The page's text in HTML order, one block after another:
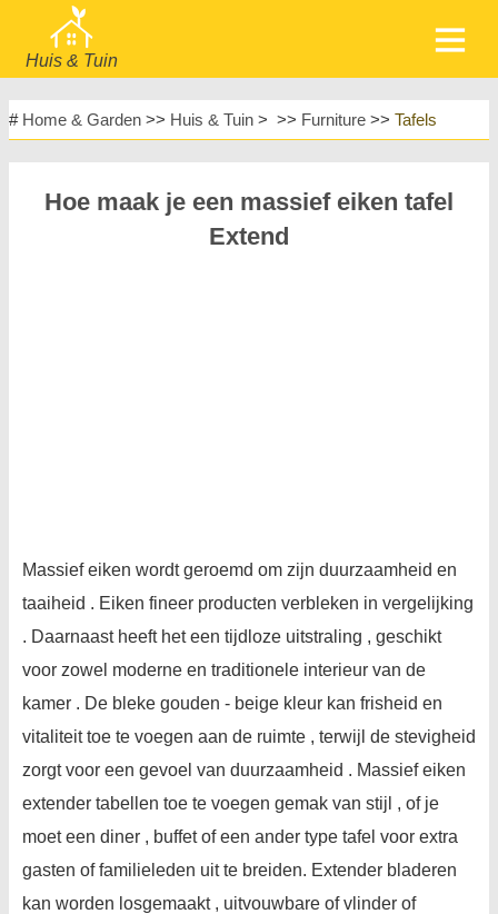
Huis & Tuin
Tuin & Gazon
Meubels
# Home & Garden >> Huis & Tuin > >> Furniture >> Tafels
Hoe maak je een massief eiken tafel
Extend
Massief eiken wordt geroemd om zijn duurzaamheid en
taaiheid . Eiken fineer producten verbleken in vergelijking
. Daarnaast heeft het een tijdloze uitstraling , geschikt
voor zowel moderne en traditionele interieur van de
kamer . De bleke gouden - beige kleur kan frisheid en
vitaliteit toe te voegen aan de ruimte , terwijl de stevigheid
zorgt voor een gevoel van duurzaamheid . Massief eiken
extender tabellen toe te voegen gemak van stijl , of je
moet een diner , buffet of een ander type tafel voor extra
gasten of familieleden uit te breiden. Extender bladeren
kan worden losgemaakt , uitvouwbare of vlinder of